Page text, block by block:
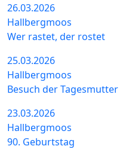
26.03.2026
Hallbergmoos
Wer rastet, der rostet
25.03.2026
Hallbergmoos
Besuch der Tagesmutter
23.03.2026
Hallbergmoos
90. Geburtstag